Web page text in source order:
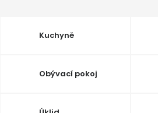
Kuchyně
Obývací pokoj